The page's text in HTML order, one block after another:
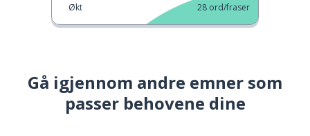
Økt 28 ord/fraser
Gå igjennom andre emner som
passer behovene dine